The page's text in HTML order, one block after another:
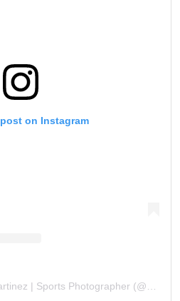
on Instagram